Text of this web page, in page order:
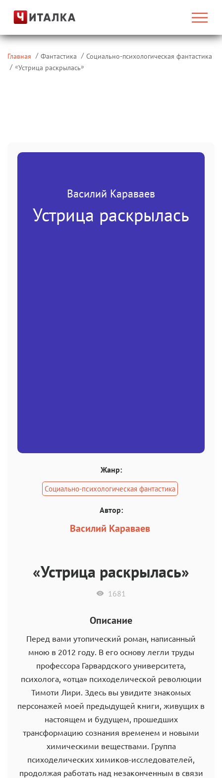
Главная Фантастика
Социально-психологическая фантастика
«Устрица раскрылась»
Василий Караваев
Устрица раскрылась
Жанр:
Социально-психологическая фантастика
Автор:
Василий Караваев
«Устрица раскрылась»
1681
Описание
Перед вами утопический роман, написанный
мною в 2012 году. В его основу легли труды
профессора Гарвардского университета,
психолога, «отца» психоделической революции
Тимоти Лири. Здесь вы увидите знакомых
персонажей моей предыдущей книги, живущих в
настоящем и будущем, прошедших
трансформацию сознания временем и новыми
химическими веществами. Группа
психоделических химиков-исследователей,
продолжая работать над незаконченным в связи